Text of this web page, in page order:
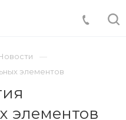
элементов
элементов